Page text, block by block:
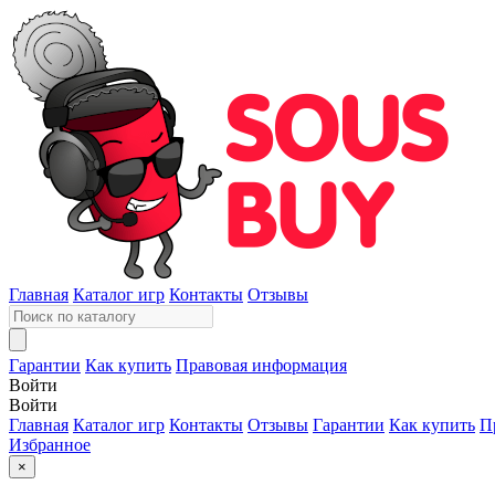
Главная Каталог игр Контакты Отзывы
Гарантии Как купить Правовая информация
Войти
Войти
Главная Каталог игр Контакты Отзывы Гарантии Как купить
Избранное
×